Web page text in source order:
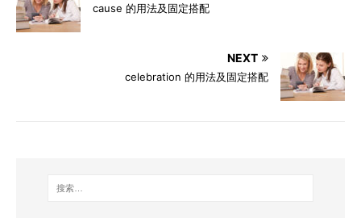
cause 的用法及固定搭配
NEXT
celebration 的用法及固定搭配